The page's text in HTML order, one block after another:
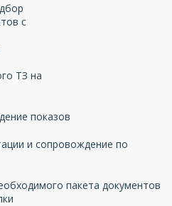
с
ТЗ на
показов
и сопровождение по
пакета документов